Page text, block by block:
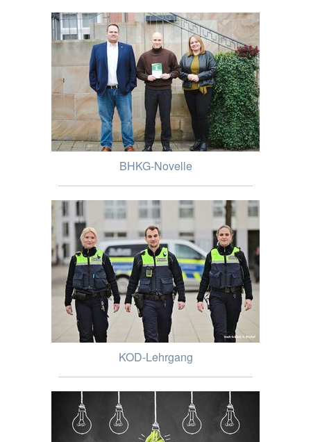
BHKG-Novelle
KOD-Lehrgang